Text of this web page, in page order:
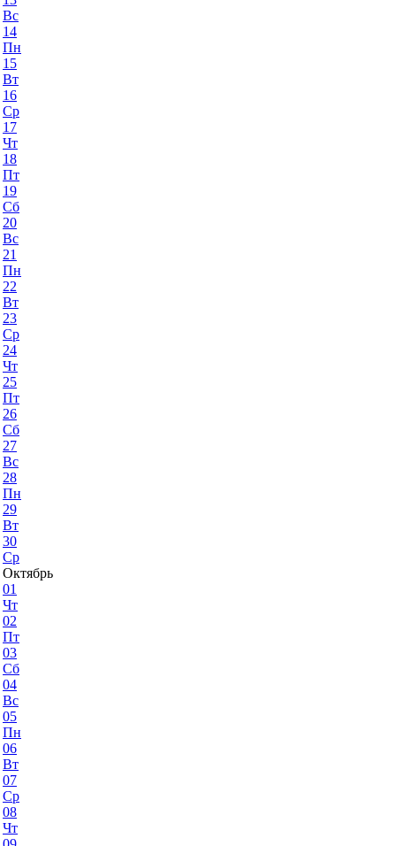
Вс
14
Пн
15
Вт
16
Ср
17
Чт
18
Пт
19
Сб
20
Вс
21
Пн
22
Вт
23
Ср
24
Чт
25
Пт
26
Сб
27
Вс
28
Пн
29
Вт
30
Ср
Октябрь
01
Чт
02
Пт
03
Сб
04
Вс
05
Пн
06
Вт
07
Ср
08
Чт